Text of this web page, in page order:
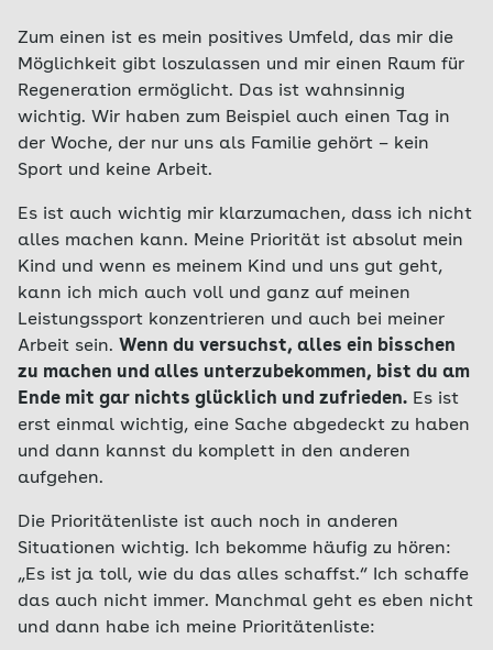
Zum einen ist es mein positives Umfeld, das mir die
Möglichkeit gibt loszulassen und mir einen Raum für
Regeneration ermöglicht. Das ist wahnsinnig
wichtig. Wir haben zum Beispiel auch einen Tag in
der Woche, der nur uns als Familie gehört – kein
Sport und keine Arbeit.
Es ist auch wichtig mir klarzumachen, dass ich nicht
alles machen kann. Meine Priorität ist absolut mein
Kind und wenn es meinem Kind und uns gut geht,
kann ich mich auch voll und ganz auf meinen
Leistungssport konzentrieren und auch bei meiner
Arbeit sein. Wenn du versuchst, alles ein bisschen
zu machen und alles unterzubekommen, bist du am
Ende mit gar nichts glücklich und zufrieden. Es ist
erst einmal wichtig, eine Sache abgedeckt zu haben
und dann kannst du komplett in den anderen
aufgehen.
Die Prioritätenliste ist auch noch in anderen
Situationen wichtig. Ich bekomme häufig zu hören:
„Es ist ja toll, wie du das alles schaffst.“ Ich schaffe
das auch nicht immer. Manchmal geht es eben nicht
und dann habe ich meine Prioritätenliste: